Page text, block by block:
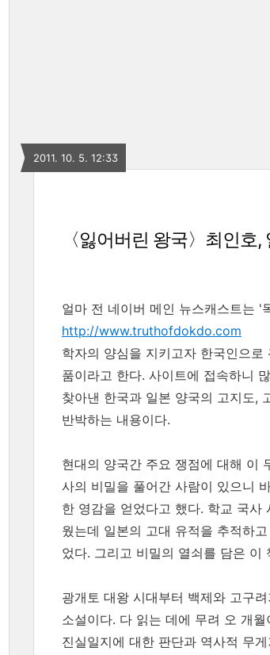
2011. 10. 5. 12:33
〈잃어버린 왕국〉최인호,
얼마 전 네이버 메인 뉴스캐스트는 '
http://www.truthofdokdo.com
학자의 양심을 지키고자 한국인으
품이라고 한다. 사이트에 접속하니
찾아낸 한국과 일본 양국의 고지도,
반박하는 내용이다.
현대의 양국간 주요 쟁점에 대해 이
사의 비밀을 풀어간 사람이 있으니
한 영감을 얻었다고 했다. 학교 국사
웠는데 일본의 고대 유적을 추적하
었다. 그리고 비밀의 열쇠를 담은 이
광개토 대왕 시대부터 백제와 고구
소설이다. 다 읽는 데에 무려 오 개
진실일지에 대한 판단과 역사적 무